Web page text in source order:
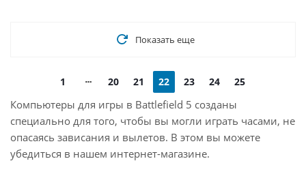
Показать еще
1 20 21 22 23 24 25
Компьютеры для игры в Battlefield 5 созданы
специально для того, чтобы вы могли играть часами, не
опасаясь зависания и вылетов. В этом вы можете
убедиться в нашем интернет-магазине.